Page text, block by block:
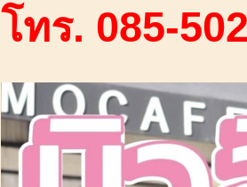
โทร. 085-